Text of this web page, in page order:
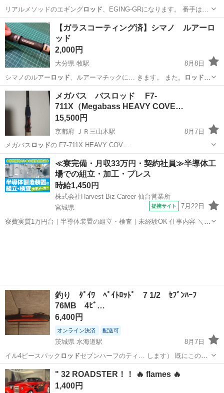
リアルメソッドのエギングロッド 、EGING-GRになります。 番手は…
大分 大分市 牧駅 エギングロッド
【ガラスコーティング済】シマノ ルアーロ
ッド
2,000円
大分県 牧駅
8月8日
シマノのルアー ロッド 、ルアーマチックに… きます。 また。 ロッド
体にガラスコーテ…
大分 大分市 牧駅 ルアーロッド
メガバス バスロッド F7-
711X（Megabass HEAVY COVE…
15,500円
京都府 ＪＲ三山木駅
8月7日
メガバス ロッドの F7-711X HEAVY COV…
京都 京田辺市 ＪＲ三山木駅 その他 メガバス
≪寮完備・月収33万円・契約社員≫半導体工
場での組立・加工・プレス
時給1,450円
株式会社Harvest Biz Career 仙台営業所
宮城県
提携サイト 7月22日
寮費実質1万円台｜半導体装置の組立・検査｜未経験OK 仕事内容 ＼半
釣り ﾀﾞｲﾜ ﾍﾞｲﾄﾛｯﾄﾞ 7 1/2 ｾﾌﾞﾝﾊｰﾌ
76MB 4ﾋﾟ…
6,400円
オンライン決済 配送可
茨城県 水海道駅
8月7日
イル4ピースパック ロッドセブンハーフのティ… します） 既にこのロ
ッドをお使いの方で、穂… ますので、このままロッドとして使用でき
ませ… 引用 ※現在このロッドは廃盤となっており…
茨城 坂東市
" 32 ROADSTER！！ 🔥 flames 🔥
1,400円